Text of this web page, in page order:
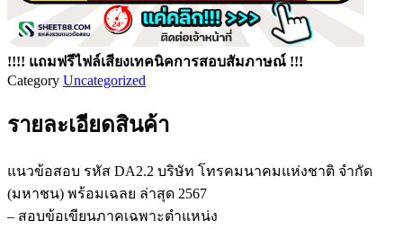
!!!! แถมฟรีไฟล์เสียงเทคนิคการสอบสัมภาษณ์ !!!
Category Uncategorized
รายละเอียดสินค้า
แนวข้อสอบ รหัส DA2.2 บริษัท โทรคมนาคมแห่งชาติ จำกัด
(มหาชน) พร้อมเฉลย ล่าสุด 2567
– สอบข้อเขียนภาคเฉพาะตำแหน่ง